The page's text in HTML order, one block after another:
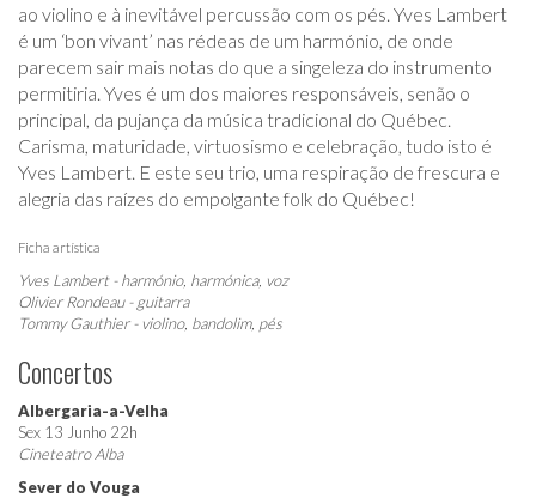
ao violino e à inevitável percussão com os pés. Yves Lambert
é um ‘bon vivant’ nas rédeas de um harmónio, de onde
parecem sair mais notas do que a singeleza do instrumento
permitiria. Yves é um dos maiores responsáveis, senão o
principal, da pujança da música tradicional do Québec.
Carisma, maturidade, virtuosismo e celebração, tudo isto é
Yves Lambert. E este seu trio, uma respiração de frescura e
alegria das raízes do empolgante folk do Québec!
Ficha artística
Yves Lambert - harmónio, harmónica, voz
Olivier Rondeau - guitarra
Tommy Gauthier - violino, bandolim, pés
Concertos
Albergaria-a-Velha
Sex 13 Junho 22h
Cineteatro Alba
Sever do Vouga